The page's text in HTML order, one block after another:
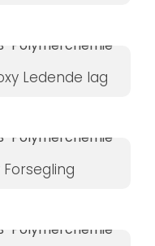
Ledende lag
Forsegling